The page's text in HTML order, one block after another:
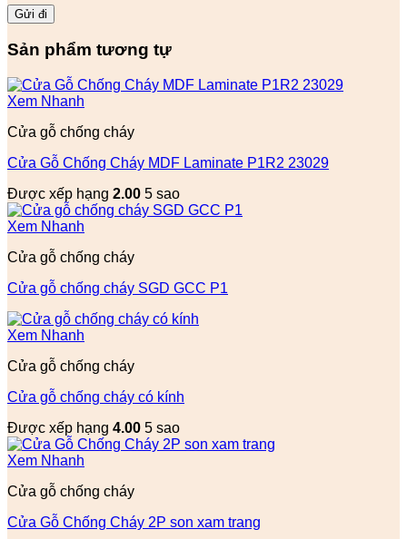
Sản phẩm tương tự
Xem Nhanh
Cửa gỗ chống cháy
Cửa Gỗ Chống Cháy MDF Laminate P1R2 23029
Được xếp hạng 2.00 5 sao
Xem Nhanh
Cửa gỗ chống cháy
Cửa gỗ chống cháy SGD GCC P1
Xem Nhanh
Cửa gỗ chống cháy
Cửa gỗ chống cháy có kính
Được xếp hạng 4.00 5 sao
Xem Nhanh
Cửa gỗ chống cháy
Cửa Gỗ Chống Cháy 2P son xam trang